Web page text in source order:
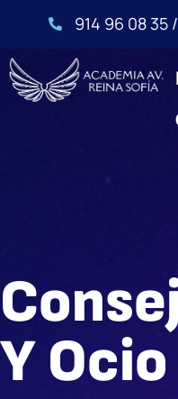
914 96 08 35
Y Ocio